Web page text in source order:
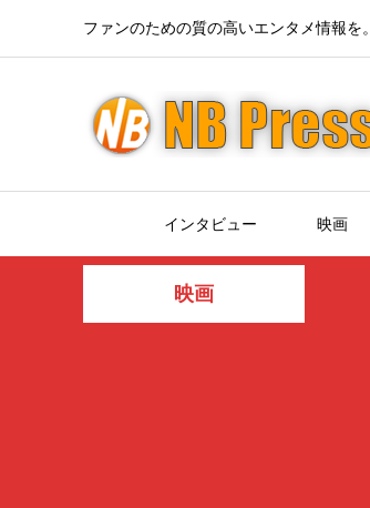
ファンのための質の高いエンタメ情報を。
インタビュー 映画
映画